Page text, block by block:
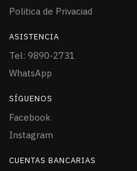
Politica de Privaciad
ASISTENCIA
Tel: 9890-2731
WhatsApp
SÍGUENOS
Facebook
Instagram
CUENTAS BANCARIAS